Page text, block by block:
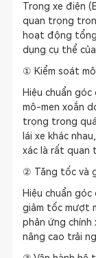
Trong xe điện
quan trọng
hoạt động
dụng cụ thể
① Kiểm soát
Hiệu chuẩn
mô-men xoắn
trọng trong
lái xe khác
xác là rất quan
② Tăng tốc và
Hiệu chuẩn
giảm tốc mượt
phản ứng
nâng cao trải